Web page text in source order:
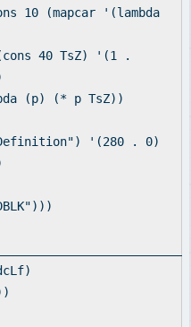
10 (mapcar '(lambda
40 TsZ) '(1 .
(p) (* p TsZ))
'(280 . 0)